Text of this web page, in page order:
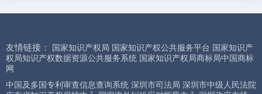
友情链接： 国家知识产权局 国家知识产权公共服务平台 国家知识产
权局知识产权数据资源公共服务系统 国家知识产权局商标局中国商标
网
中国及多国专利审查信息查询系统 深圳市司法局 深圳市中级人民法院